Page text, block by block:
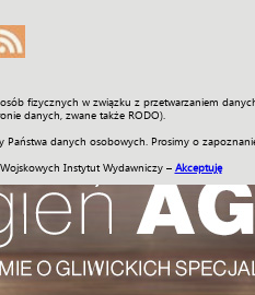
fizycznych w związku z przetwarzaniem
danych, zwane także RODO).
danych osobowych. Prosimy o
Instytut Wydawniczy – Akceptuję
Wideo ENGLISH SKLEP